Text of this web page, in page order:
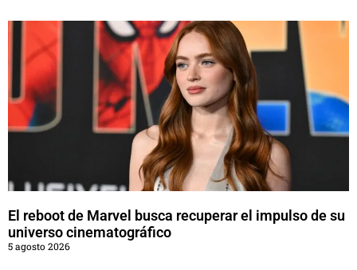
El reboot de Marvel busca recuperar el impulso de su
universo cinematográfico
5 agosto 2026